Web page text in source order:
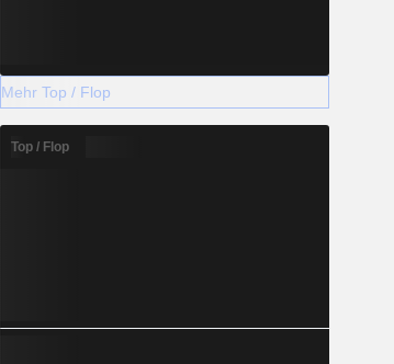
Mehr Top / Flop
Top / Flop